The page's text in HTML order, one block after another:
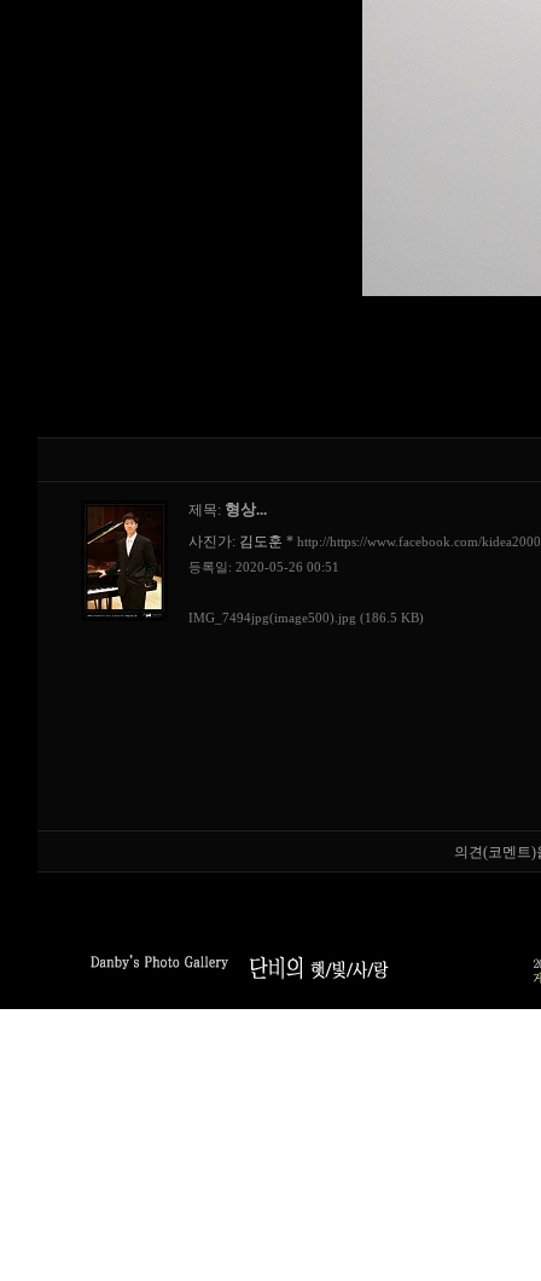
제목: 형상...
사진가: 김도훈 *http://https://www.facebook.com/kidea2000
등록일: 2020-05-26 00:51
IMG_7494jpg(image500).jpg (186.5 KB)
의견(코멘트)